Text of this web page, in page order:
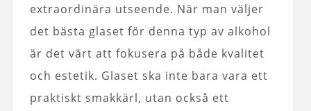
extraordinära utseende. När man väljer
det bästa glaset för denna typ av alkohol
är det värt att fokusera på både kvalitet
och estetik. Glaset ska inte bara vara ett
praktiskt smakkärl, utan också ett